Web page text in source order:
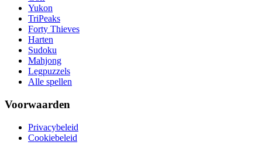
Yukon
TriPeaks
Forty Thieves
Harten
Sudoku
Mahjong
Legpuzzels
Alle spellen
Voorwaarden
Privacybeleid
Cookiebeleid